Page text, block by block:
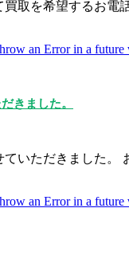
取を希望するお電
an Error in a
きました。
いただきました。
an Error in a